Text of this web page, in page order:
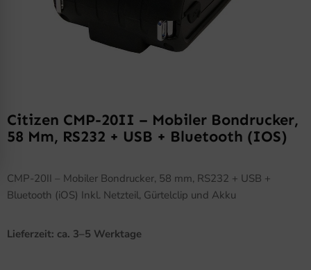
Citizen CMP-20II – Mobiler Bondrucker,
58 Mm, RS232 + USB + Bluetooth (iOS)
CMP-20II – Mobiler Bondrucker, 58 mm, RS232 + USB +
Bluetooth (iOS) Inkl. Netzteil, Gürtelclip und Akku
Lieferzeit: ca. 3–5 Werktage